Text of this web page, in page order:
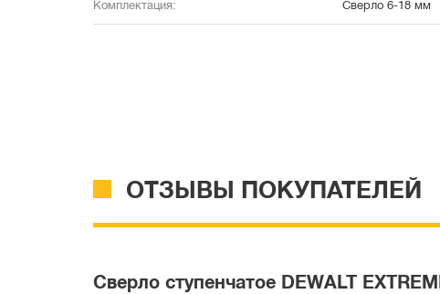
Комплектация: Сверло 6-18 мм
ОТЗЫВЫ ПОКУПАТЕЛЕЙ
Сверло ступенчатое DEWALT